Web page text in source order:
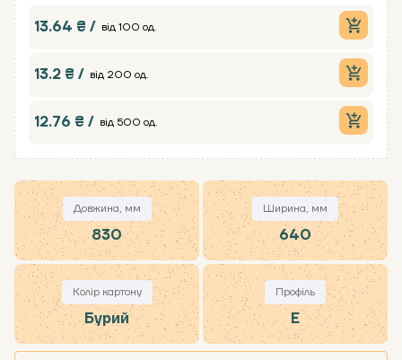
13.64 ₴ / від 100 од.
13.2 ₴ / від 200 од.
12.76 ₴ / від 500 од.
Довжина, мм
830
Ширина, мм
640
Колір картону
Бурий
Профіль
Е